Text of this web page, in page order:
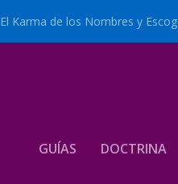
El Karma de los Nombres y
GUÍAS DOCTRINA